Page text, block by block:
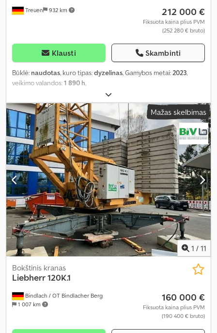
Treuen 932 km 212 000 €
Fiksuota kaina plius PVM
(252 280 € bruto)
Klausti Skambinti
Būklė: naudotas, kuro tipas:dyzelinas, Gamybos metai:2023,
veikimo valandos:1 890 h,
Mažas skelbimas
1 / 11
Bindlach / OT Bindlacher Berg
1 007 km
Bokštinis kranas
Liebherr120K.1
160 000 €
Fiksuota kaina plius PVM
(190 400 € bruto)